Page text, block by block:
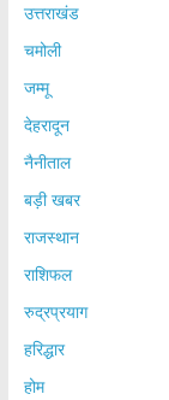
उत्तराखंड
चमोली
जम्मू
देहरादून
नैनीताल
बड़ी खबर
राजस्थान
राशिफल
रुद्रप्रयाग
हरिद्धार
होम